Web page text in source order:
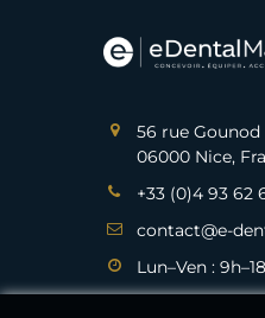
56 rue Gounod
06000 Nice,
+33 (0)4 93 62
contact@e-
Lun–Ven :